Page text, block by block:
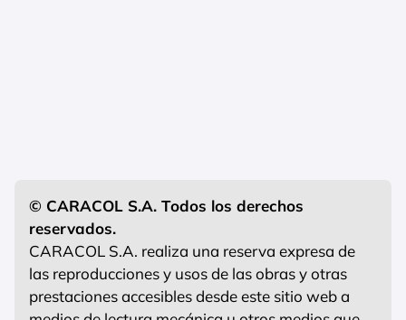
© CARACOL S.A. Todos los derechos
reservados.
CARACOL S.A. realiza una reserva expresa de
las reproducciones y usos de las obras y otras
prestaciones accesibles desde este sitio web a